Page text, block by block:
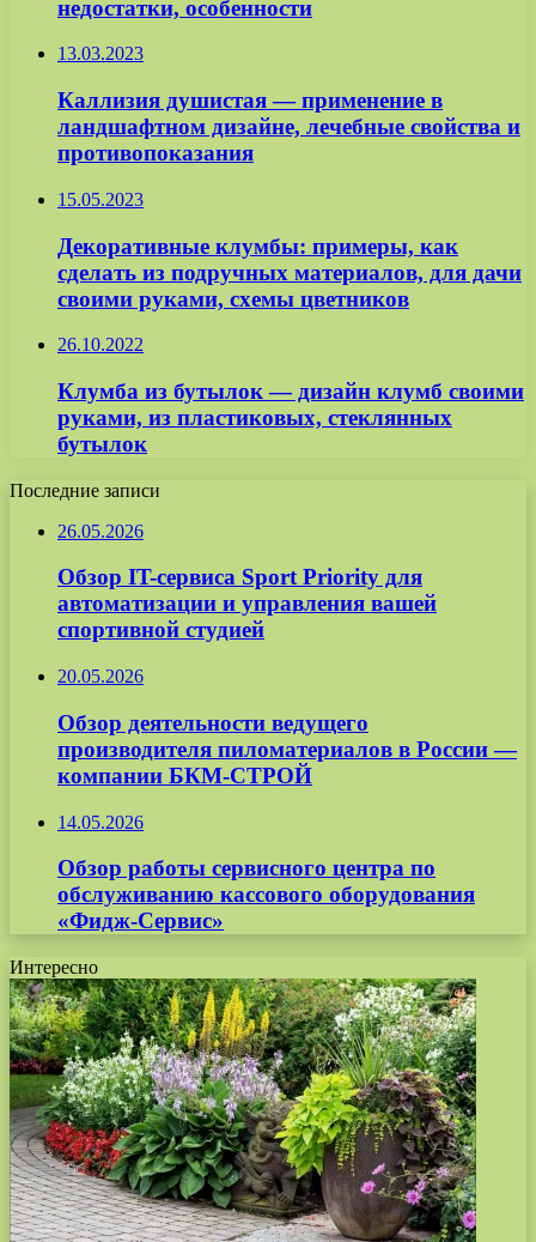
недостатки, особенности
13.03.2023
Каллизия душистая — применение в
ландшафтном дизайне, лечебные свойства и
противопоказания
15.05.2023
Декоративные клумбы: примеры, как
сделать из подручных материалов, для дачи
своими руками, схемы цветников
26.10.2022
Клумба из бутылок — дизайн клумб своими
руками, из пластиковых, стеклянных
бутылок
Последние записи
26.05.2026
Обзор IT-сервиса Sport Priority для
автоматизации и управления вашей
спортивной студией
20.05.2026
Обзор деятельности ведущего
производителя пиломатериалов в России —
компании БКМ-СТРОЙ
14.05.2026
Обзор работы сервисного центра по
обслуживанию кассового оборудования
«Фидж-Сервис»
Интересно